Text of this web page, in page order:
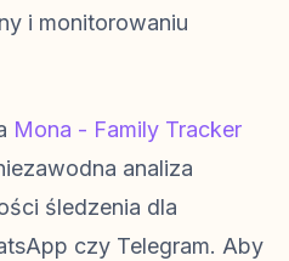
i monitorowaniu
Mona - Family Tracker
analiza
śledzenia dla
czy Telegram. Aby